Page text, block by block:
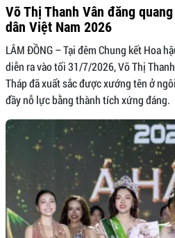
Võ Thị Thanh Vân đăng
dân Việt Nam 2026
LÂM ĐỒNG – Tại đêm Chung kết Hoa
diễn ra vào tối 31/7/2026, Võ Thị
Tháp đã xuất sắc được xướng tên ở
đầy nỗ lực bằng thành tích xứng đáng.